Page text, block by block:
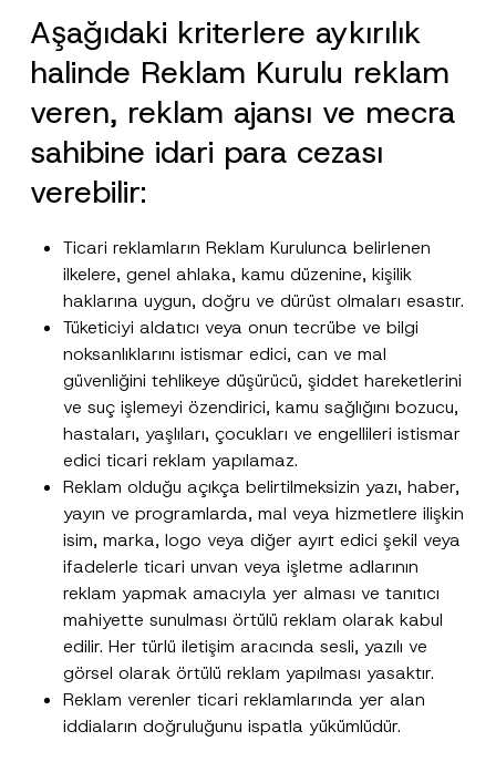
Aşağıdaki kriterlere aykırılık
halinde Reklam Kurulu reklam
veren, reklam ajansı ve mecra
sahibine idari para cezası
verebilir:
Ticari reklamların Reklam Kurulunca belirlenen
ilkelere, genel ahlaka, kamu düzenine, kişilik
haklarına uygun, doğru ve dürüst olmaları esastır.
Tüketiciyi aldatıcı veya onun tecrübe ve bilgi
noksanlıklarını istismar edici, can ve mal
güvenliğini tehlikeye düşürücü, şiddet hareketlerini
ve suç işlemeyi özendirici, kamu sağlığını bozucu,
hastaları, yaşlıları, çocukları ve engellileri istismar
edici ticari reklam yapılamaz.
Reklam olduğu açıkça belirtilmeksizin yazı, haber,
yayın ve programlarda, mal veya hizmetlere ilişkin
isim, marka, logo veya diğer ayırt edici şekil veya
ifadelerle ticari unvan veya işletme adlarının
reklam yapmak amacıyla yer alması ve tanıtıcı
mahiyette sunulması örtülü reklam olarak kabul
edilir. Her türlü iletişim aracında sesli, yazılı ve
görsel olarak örtülü reklam yapılması yasaktır.
Reklam verenler ticari reklamlarında yer alan
iddiaların doğruluğunu ispatla yükümlüdür.